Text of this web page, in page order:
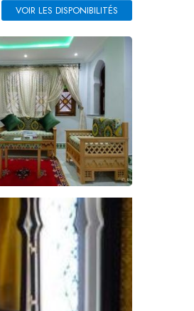
VOIR LES DISPONIBILITÉS